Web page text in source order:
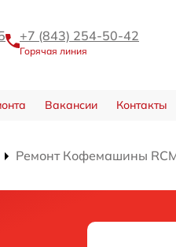
+7 (843) 254-50-42
Горячая линия
Вакансии Контакты
Ремонт Кофемашины